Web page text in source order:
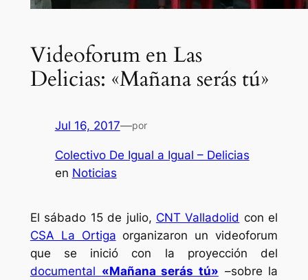
Videoforum en Las
Delicias: «Mañana serás tú»
Jul 16, 2017—por
Colectivo De Igual a Igual – Delicias
en Noticias
El sábado 15 de julio, CNT Valladolid con el
CSA La Ortiga organizaron un videoforum
que se inició con la proyección del
documental «Mañana serás tú» –sobre la